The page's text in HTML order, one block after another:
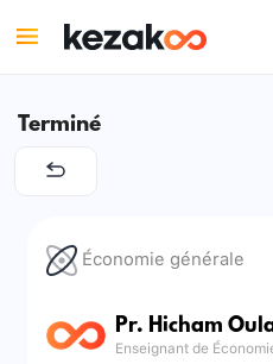
Terminé
Économie générale
Pr. Hicham
Enseignant de